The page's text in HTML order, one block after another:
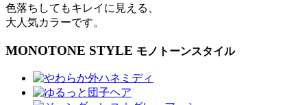
色落ちしてもキレイに見える、
大人気カラーです。
MONOTONE STYLE モノトーンスタイル